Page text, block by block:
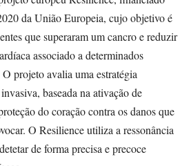
da União Europeia, cujo objetivo é
que superaram um cancro e reduzir
associado a determinados
projeto avalia uma estratégia
baseada na ativação de
do coração contra os danos que
O Resilience utiliza a ressonância
de forma precisa e precoce